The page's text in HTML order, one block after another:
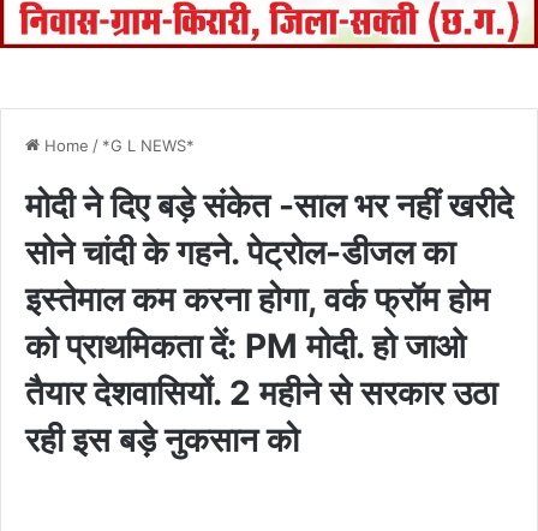
Home / *G L NEWS*
मोदी ने दिए बड़े संकेत -साल भर नहीं खरीदे
सोने चांदी के गहने. पेट्रोल-डीजल का
इस्तेमाल कम करना होगा, वर्क फ्रॉम होम
को प्राथमिकता दें: PM मोदी. हो जाओ
तैयार देशवासियों. 2 महीने से सरकार उठा
रही इस बड़े नुकसान को